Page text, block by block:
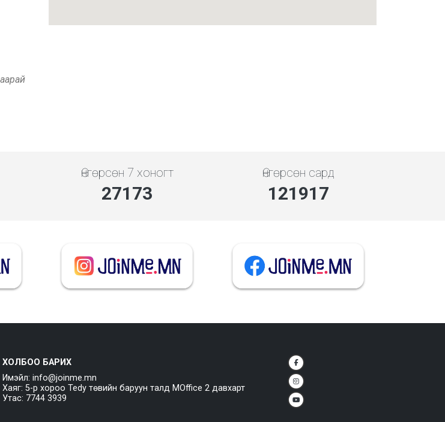
Өнгөрсөн 7 хоногт
31353
Өнгөрсөн сард
140673
ХОЛБОО БАРИХ
Имэйл: info@joinme.mn
Хаяг: 5-р хороо Tedy төвийн баруун талд MOffice 2 давхарт
Утас: 7744 3939